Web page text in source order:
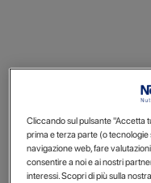
Cliccando sul pulsante "Accetta
prima e terza parte (o tecnologie
navigazione web, fare
consentire a noi e ai nostri
interessi. Scopri di più sulla